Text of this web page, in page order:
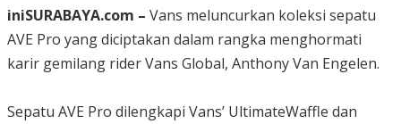
iniSURABAYA.com – Vans meluncurkan koleksi sepatu
AVE Pro yang diciptakan dalam rangka menghormati
karir gemilang rider Vans Global, Anthony Van Engelen.
Sepatu AVE Pro dilengkapi Vans’ UltimateWaffle dan